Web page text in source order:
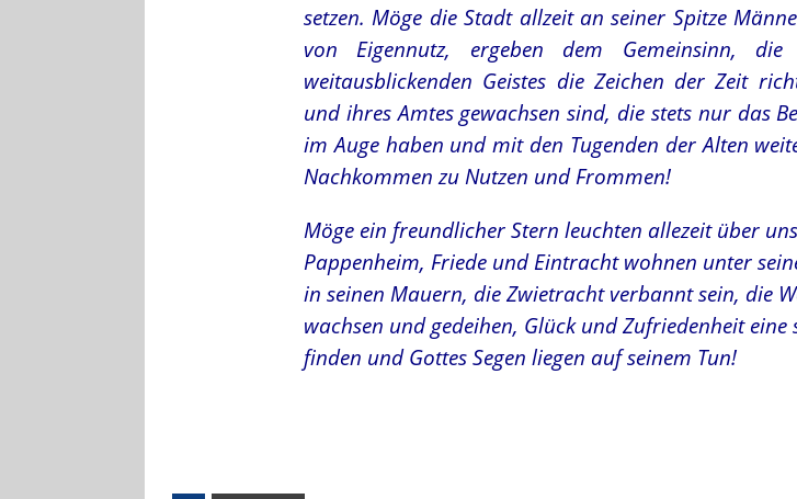
setzen. Möge die Stadt allzeit an seiner Spitze
von Eigennutz, ergeben dem Gemeinsinn,
weitausblickenden Geistes die Zeichen der Zeit
und ihres Amtes gewachsen sind, die stets nur das
im Auge haben und mit den Tugenden der Alten
Nachkommen zu Nutzen und Frommen!
Möge ein freundlicher Stern leuchten allezeit über
Pappenheim, Friede und Eintracht wohnen unter
in seinen Mauern, die Zwietracht verbannt sein, die
wachsen und gedeihen, Glück und Zufriedenheit eine
finden und Gottes Segen liegen auf seinem Tun!